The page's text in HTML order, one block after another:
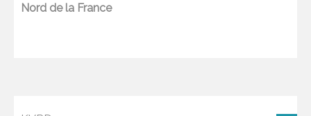
Nord de la France